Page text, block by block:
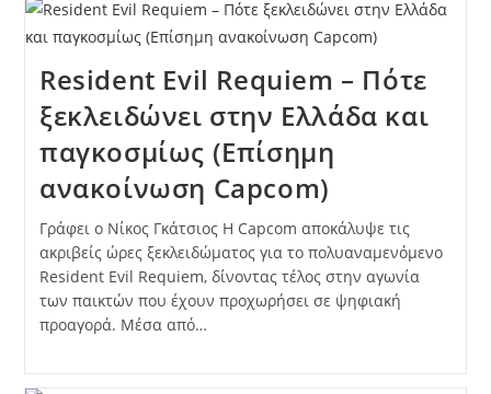
Resident Evil Requiem – Πότε
ξεκλειδώνει στην Ελλάδα και
παγκοσμίως (Επίσημη
ανακοίνωση Capcom)
Γράφει ο Νίκος Γκάτσιος Η Capcom αποκάλυψε τις
ακριβείς ώρες ξεκλειδώματος για το πολυαναμενόμενο
Resident Evil Requiem, δίνοντας τέλος στην αγωνία
των παικτών που έχουν προχωρήσει σε ψηφιακή
προαγορά. Μέσα από…